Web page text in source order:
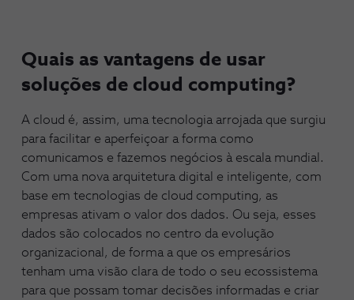
Quais as vantagens de usar
soluções de cloud computing?
A cloud é, assim, uma tecnologia arrojada que surgiu
para facilitar e aperfeiçoar a forma como
comunicamos e fazemos negócios à escala mundial.
Com uma nova arquitetura digital e inteligente, com
base em tecnologias de cloud computing, as
empresas ativam o valor dos dados. Ou seja, esses
dados são colocados no centro da evolução
organizacional, de forma a que os empresários
tenham uma visão clara de todo o seu ecossistema
para que possam tomar decisões informadas e criar